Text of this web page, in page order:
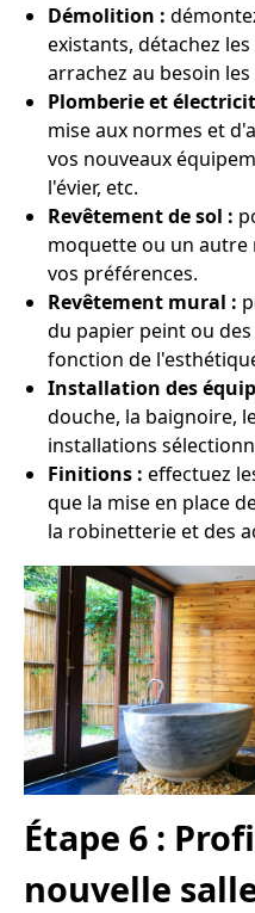
Démolition :
existants, détachez
arrachez au besoin
Plomberie et
mise aux normes et
vos nouveaux
l'évier, etc.
Revêtement de sol :
moquette ou un
vos préférences.
Revêtement mural :
du papier peint ou
fonction de
Installation des
douche, la baignoire,
installations
Finitions : effectuez
que la mise en place
la robinetterie et des
Étape 6 :
nouvelle